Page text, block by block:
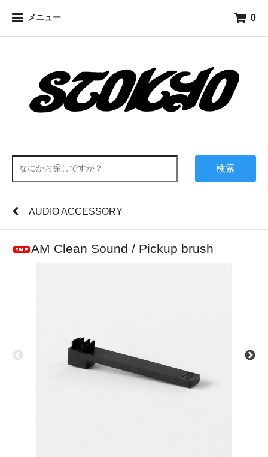
メニュー 0
検索
AUDIO ACCESSORY
AM Clean Sound / Pickup brush